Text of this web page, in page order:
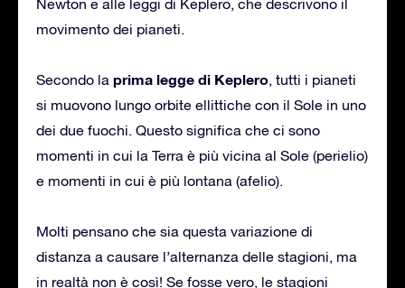
Newton e alle leggi di Keplero, che descrivono il
movimento dei pianeti.
Secondo la prima legge di Keplero, tutti i pianeti
si muovono lungo orbite ellittiche con il Sole in uno
dei due fuochi. Questo significa che ci sono
momenti in cui la Terra è più vicina al Sole (perielio)
e momenti in cui è più lontana (afelio).
Molti pensano che sia questa variazione di
distanza a causare l’alternanza delle stagioni, ma
in realtà non è così! Se fosse vero, le stagioni